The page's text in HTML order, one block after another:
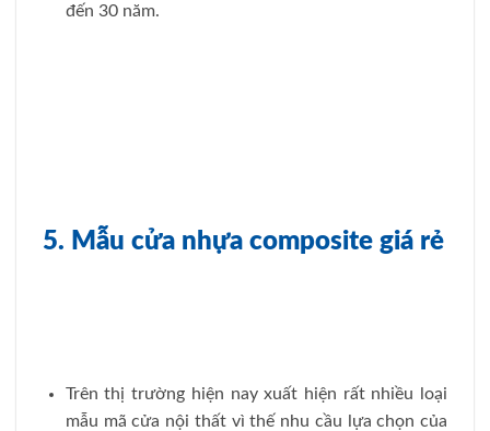
đến 30 năm.
5. Mẫu cửa nhựa composite giá rẻ
Trên thị trường hiện nay xuất hiện rất nhiều loại
mẫu mã cửa nội thất vì thế nhu cầu lựa chọn của